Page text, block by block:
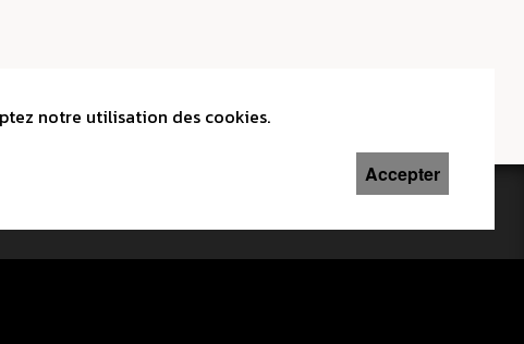
notre utilisation des cookies.
Accepter